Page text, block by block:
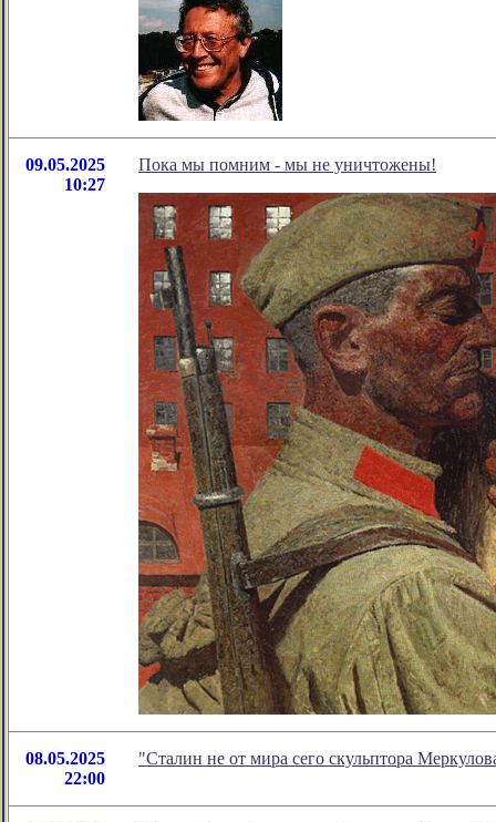
09.05.2025
10:27
Пока мы помним - мы не уничтожены!
08.05.2025
22:00
"Сталин не от мира сего скульптора